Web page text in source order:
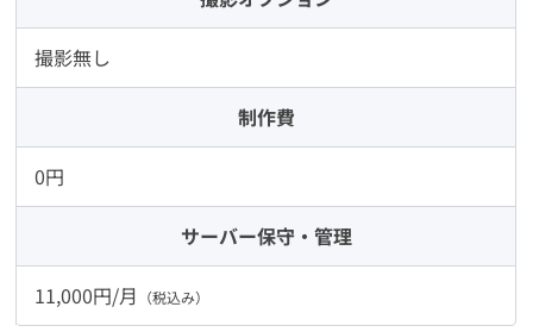
撮影無し
制作費
0円
サーバー保守・管理
11,000円/月 （税込み）